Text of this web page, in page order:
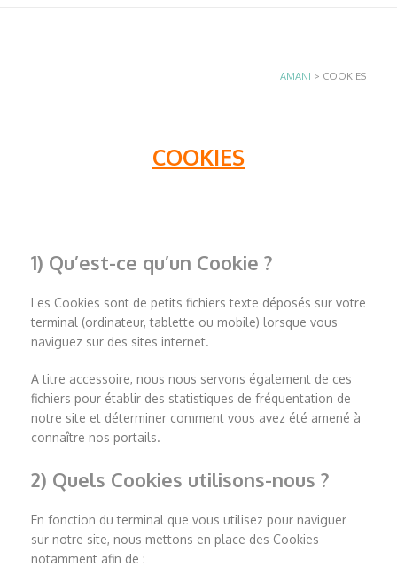
AMANI > COOKIES
COOKIES
1) Qu’est-ce qu’un Cookie ?
Les Cookies sont de petits fichiers texte déposés sur votre
terminal (ordinateur, tablette ou mobile) lorsque vous
naviguez sur des sites internet.
A titre accessoire, nous nous servons également de ces
fichiers pour établir des statistiques de fréquentation de
notre site et déterminer comment vous avez été amené à
connaître nos portails.
2) Quels Cookies utilisons-nous ?
En fonction du terminal que vous utilisez pour naviguer
sur notre site, nous mettons en place des Cookies
notamment afin de :